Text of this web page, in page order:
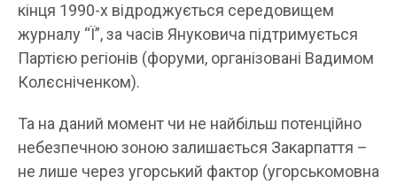
кінця 1990-х відроджується середовищем
журналу “Ї”, за часів Януковича підтримується
Партією регіонів (форуми, організовані Вадимом
Колєсніченком).
Та на даний момент чи не найбільш потенційно
небезпечною зоною залишається Закарпаття –
не лише через угорський фактор (угорськомовна